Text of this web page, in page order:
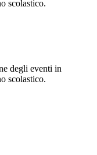
scolastico.
degli eventi in
scolastico.